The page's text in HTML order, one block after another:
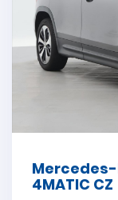
Mercedes-
4MATIC CZ